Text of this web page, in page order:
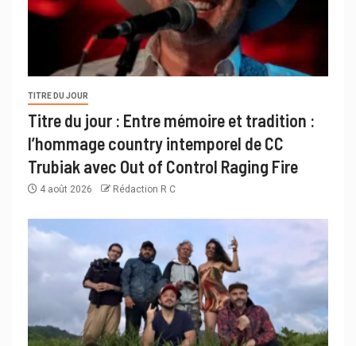
TITRE DU JOUR
Titre du jour : Entre mémoire et tradition :
l’hommage country intemporel de CC
Trubiak avec Out of Control Raging Fire
4 août 2026 Rédaction R C